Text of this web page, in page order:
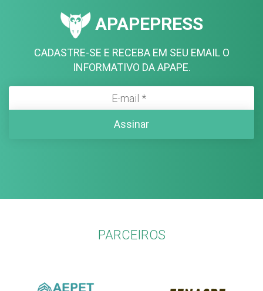
APAPEPRESS
CADASTRE-SE E RECEBA EM SEU EMAIL O
INFORMATIVO DA APAPE.
PARCEIROS